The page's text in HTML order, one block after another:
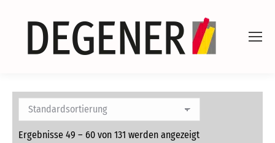
Ergebnisse 49 – 60 von 131 werden angezeigt